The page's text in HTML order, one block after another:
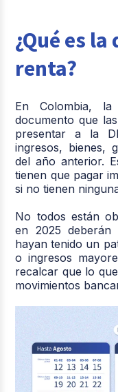
¿Qué es
renta?
En Colombia,
documento que
presentar a la
ingresos, bienes,
del año anterior.
tienen que pagar
si no tienen
No todos están
en 2025 deberán
hayan tenido un
o ingresos
recalcar que lo
movimientos